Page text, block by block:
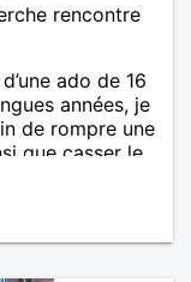
rencontre
ado de 16
années, je
de rompre une
que casser le
décliner en des
fera son
philosophe